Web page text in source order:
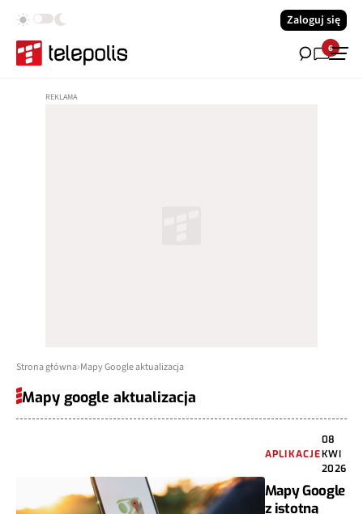
Zaloguj się
6
Strona główna Mapy Google aktualizacja
Mapy google aktualizacja
APLIKACJE
08
KWI
2026
Mapy Google
z istotną